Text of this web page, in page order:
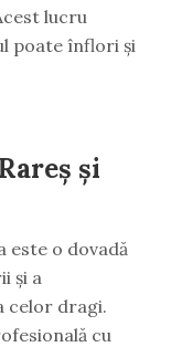
lucru
poate înflori și
și
este o dovadă
și a
celor dragi.
cu